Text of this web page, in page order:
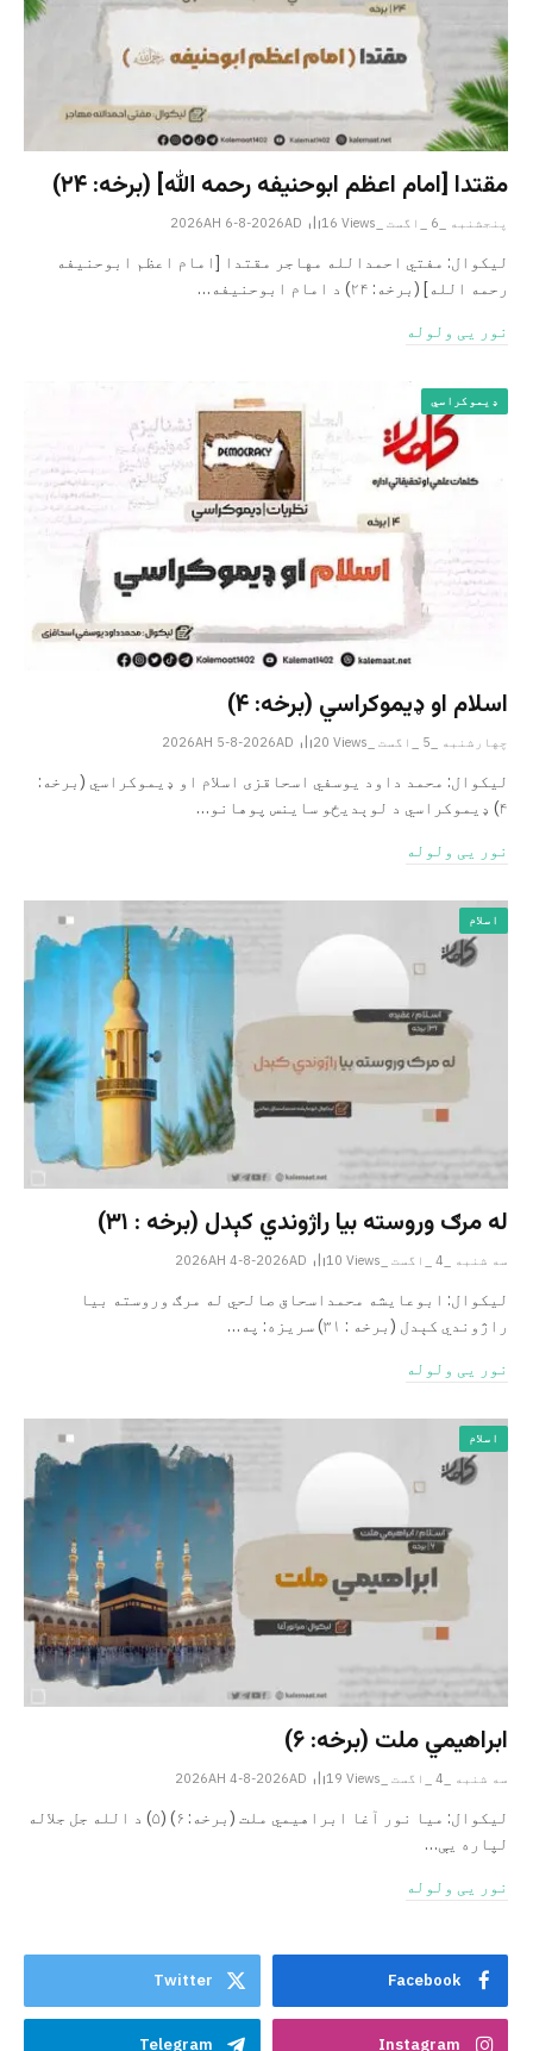
مقتدا [امام اعظم ابوحنیفه رحمه الله‎] (برخه: ۲۴)
پنجشنبه _6 _اگست _2026AH 6-8-2026AD 16 Views
لیکوال: مفتي احمدالله مهاجر مقتدا [امام اعظم ابوحنیفه
رحمه الله‎] (برخه: ۲۴) د امام ابوحنيفه…
نور یی ولوله
ډیموکراسي
اسلام او ډیموکراسي (برخه: ۴)
چهارشنبه _5 _اگست _2026AH 5-8-2026AD 20 Views
لیکوال: محمد داود یوسفي اسحاقزی اسلام او ډیموکراسي (برخه:
۴) ډیموکراسي د لوېدیځو ساینس پوهانو…
نور یی ولوله
اسلام
له مرګ وروسته بیا راژوندي کېدل (برخه : ۳۱)
سه شنبه _4 _اگست _2026AH 4-8-2026AD 10 Views
لیکوال: ابوعایشه محمداسحاق صالحي له مرګ وروسته بیا
راژوندي کېدل (برخه : ۳۱) سریزه: په…
نور یی ولوله
اسلام
ابراهيمي ملت (برخه: ۶)
سه شنبه _4 _اگست _2026AH 4-8-2026AD 19 Views
ليکوال: میا نور آغا ابراهيمي ملت (برخه: ۶) (۵) د الله جل جلاله
لپاره یې…
نور یی ولوله
Facebook
Twitter
Instagram
Telegram